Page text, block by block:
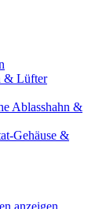
& Lüfter
Ablasshahn &
Gehäuse &
anzeigen